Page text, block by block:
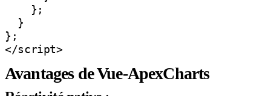
};
</script>
Avantages de Vue-ApexCharts